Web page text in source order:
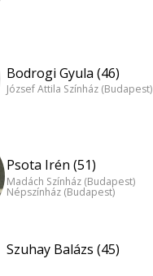
Bodrogi Gyula (46)
József Attila Színház (Budapest)
Psota Irén (51)
Madách Színház (Budapest)
Népszínház (Budapest)
Szuhay Balázs (45)